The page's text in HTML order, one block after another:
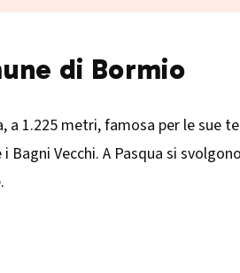
di Bormio
a 1.225 metri, famosa per le sue
Bagni Vecchi. A Pasqua si